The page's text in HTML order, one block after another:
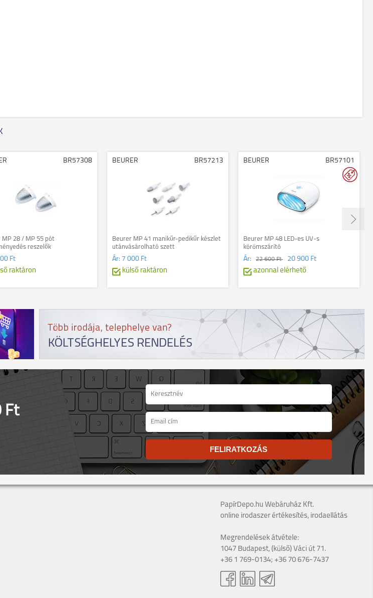
BR57308
MP 28 / MP 55 pót
reszelők
Ft
raktáron
BEURER BR57213
Beurer MP 41 manikűr-pedikűr készlet
utánvásárolható szett
Ár: 7 000 Ft
külső raktáron
BEURER BR57101
Beurer MP 48 LED-es UV-s
körömszárító
Ár: 22 600 Ft
20 900 Ft
azonnal elérhető
Ft
FELIRATKOZÁS
PapírDepo.hu Webáruház Kft.
online irodaszer értékesítés, irodaellátás
Megrendelések átvétele:
1047 Budapest, (külső) Váci út 71.
+36 1 769-0134; +36 70 676-7437